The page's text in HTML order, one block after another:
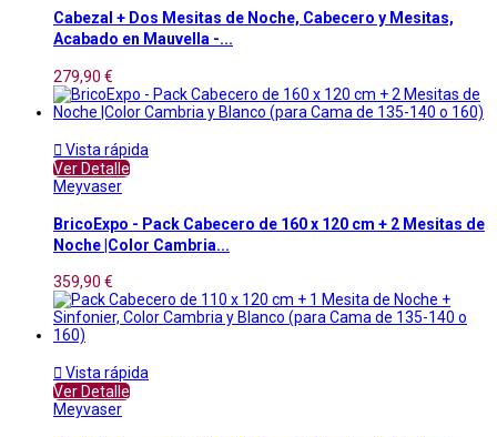
Cabezal + Dos Mesitas de Noche, Cabecero y Mesitas,
Acabado en Mauvella -...
279,90 €
 Vista rápida
Ver Detalle
Meyvaser
BricoExpo - Pack Cabecero de 160 x 120 cm + 2 Mesitas de
Noche |Color Cambria...
359,90 €
 Vista rápida
Ver Detalle
Meyvaser